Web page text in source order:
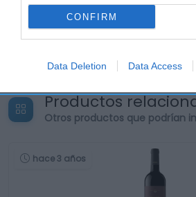
CONFIRM
Data Deletion Data Access
Productos
Otros productos que podrían
hace 3 años